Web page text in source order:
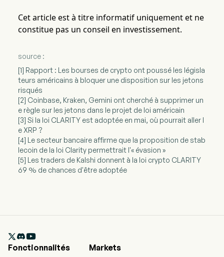
Cet article est à titre informatif uniquement et ne
constitue pas un conseil en investissement.
source :
[1] Rapport : Les bourses de crypto ont poussé les législa
teurs américains à bloquer une disposition sur les jetons
risqués
[2] Coinbase, Kraken, Gemini ont cherché à supprimer un
e règle sur les jetons dans le projet de loi américain
[3] Si la loi CLARITY est adoptée en mai, où pourrait aller l
e XRP ?
[4] Le secteur bancaire affirme que la proposition de stab
lecoin de la loi Clarity permettrait l'« évasion »
[5] Les traders de Kalshi donnent à la loi crypto CLARITY
69 % de chances d'être adoptée

Fonctionnalités
Markets